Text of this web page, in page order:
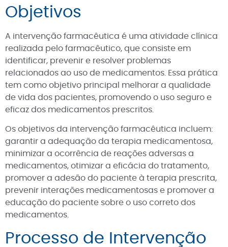
Objetivos
A intervenção farmacêutica é uma atividade clínica
realizada pelo farmacêutico, que consiste em
identificar, prevenir e resolver problemas
relacionados ao uso de medicamentos. Essa prática
tem como objetivo principal melhorar a qualidade
de vida dos pacientes, promovendo o uso seguro e
eficaz dos medicamentos prescritos.
Os objetivos da intervenção farmacêutica incluem:
garantir a adequação da terapia medicamentosa,
minimizar a ocorrência de reações adversas a
medicamentos, otimizar a eficácia do tratamento,
promover a adesão do paciente à terapia prescrita,
prevenir interações medicamentosas e promover a
educação do paciente sobre o uso correto dos
medicamentos.
Processo de Intervenção